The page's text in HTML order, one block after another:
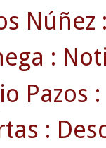
Núñez
:
Pazos
: